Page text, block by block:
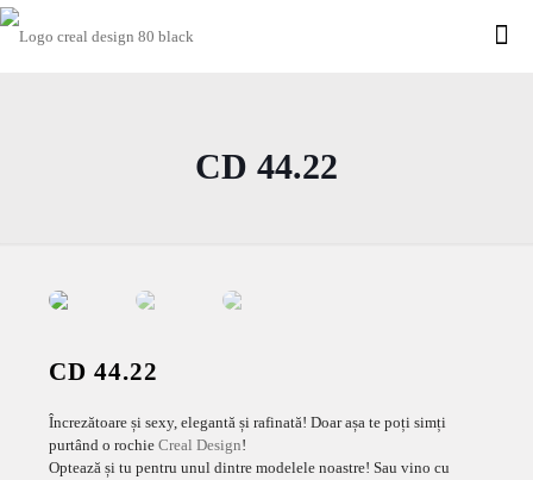
CD 44.22
CD 44.22
Încrezătoare și sexy, elegantă și rafinată! Doar așa te poți simți
purtând o rochie Creal Design!
Optează și tu pentru unul dintre modelele noastre! Sau vino cu